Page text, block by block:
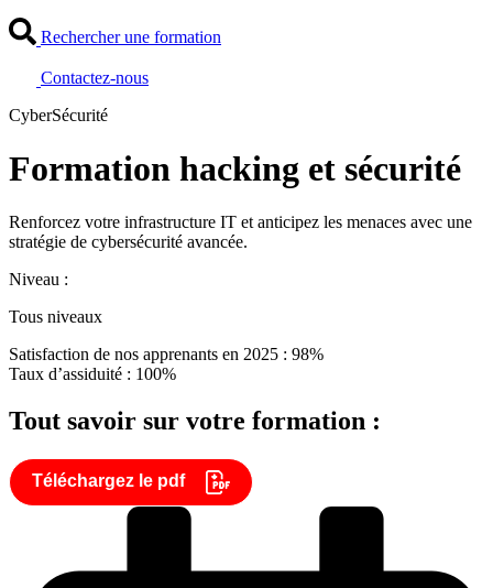
Rechercher une formation
Contactez-nous
CyberSécurité
Formation hacking et sécurité
Renforcez votre infrastructure IT et anticipez les menaces avec une
stratégie de cybersécurité avancée.
Niveau :
Tous niveaux
Satisfaction de nos apprenants en 2025 : 98%
Taux d’assiduité : 100%
Tout savoir sur votre formation :
Téléchargez le pdf